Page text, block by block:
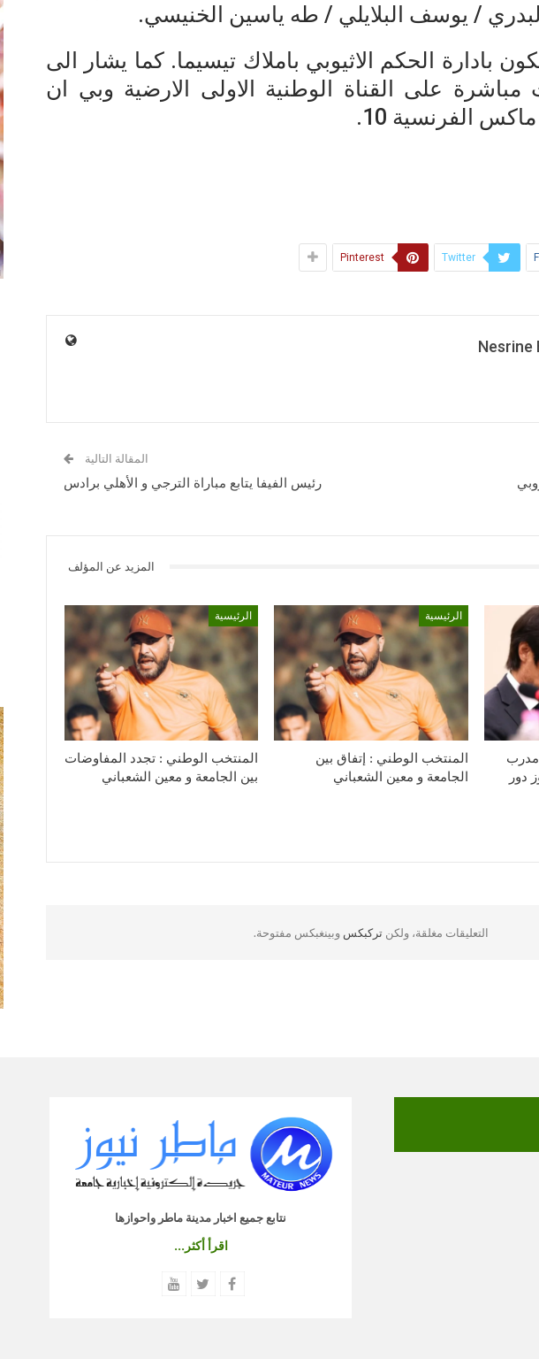
/ يوسف البلايلي / طه ياسين الخنيسي.
بادارة الحكم الاثيوبي باملاك تيسيما. كما يشار الى
مباشرة على القناة الوطنية الاولى الارضية وبي ان
Twitter
Pinterest
Nesrine
المقالة التالية
رئيس الفيفا يتابع مباراة الترجي و الأهلي برادس
المزيد عن المؤلف
مدرب
دور
الرئيسية
المنتخب الوطني : إتفاق بين
الجامعة و معين الشعباني
الرئيسية
المنتخب الوطني : تجدد المفاوضات
بين الجامعة و معين الشعباني
التعليقات مغلقة، ولكن تركبكس وبينغبكس مفتوحة.
نتابع جميع اخبار مدينة ماطر واحوازها
اقرأ أكثر...